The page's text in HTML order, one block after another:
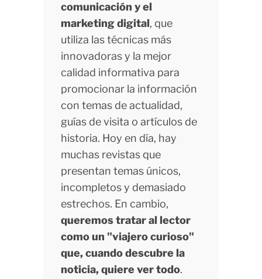
comunicación y el
marketing digital, que
utiliza las técnicas más
innovadoras y la mejor
calidad informativa para
promocionar la información
con temas de actualidad,
guías de visita o artículos de
historia. Hoy en día, hay
muchas revistas que
presentan temas únicos,
incompletos y demasiado
estrechos. En cambio,
queremos tratar al lector
como un "viajero curioso"
que, cuando descubre la
noticia, quiere ver todo.